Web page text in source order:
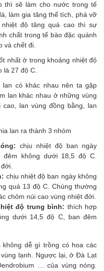
thì sẽ làm cho nước trong tế
làm gia tăng thể tích, phá vỡ
độ tăng quá cao thì sự
chất trong tế bào đặc quánh
và chết đi.
nhất ở trong khoảng nhiệt độ
là 27 độ C.
có khác nhau nên ta gặp
lan khác nhau ở những vùng
lan vùng đồng bằng, lan
lan ra thành 3 nhóm
chịu nhiệt độ ban ngày
không dưới 18,5 độ C.
chịu nhiệt độ ban ngày không
quá 13 độ C. Chúng thường
chỏm núi cao vùng nhiệt đới.
độ trung bình: thích hợp
dưới 14,5 độ C, ban đêm
dễ gì trồng có hoa các
lạnh. Ngược lại, ở Đà Lạt
… của vùng nóng.